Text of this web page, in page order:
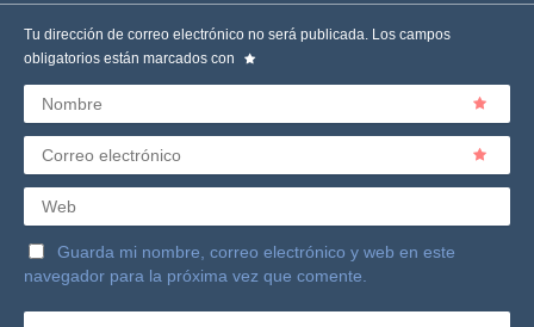
Tu dirección de correo electrónico no será publicada. Los campos
obligatorios están marcados con
Nombre
Correo electrónico
Web
Guarda mi nombre, correo electrónico y web en este
navegador para la próxima vez que comente.